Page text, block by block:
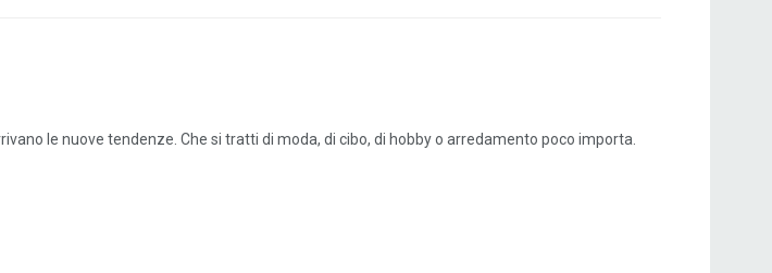
le nuove tendenze. Che si tratti di moda, di cibo, di hobby o arredamento poco importa.